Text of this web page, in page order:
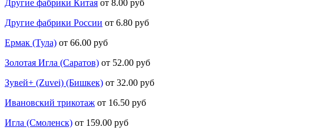
Другие фабрики Китая от 8.00 руб
Другие фабрики России от 6.80 руб
Ермак (Тула) от 66.00 руб
Золотая Игла (Саратов) от 52.00 руб
Зувей+ (Zuvei) (Бишкек) от 32.00 руб
Ивановский трикотаж от 16.50 руб
Игла (Смоленск) от 159.00 руб